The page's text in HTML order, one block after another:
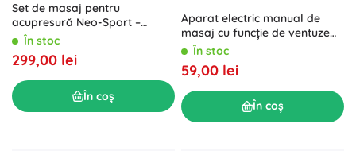
Set de masaj pentru
acupresură Neo-Sport –
saltea cu țepi și pernă, negru-
În stoc
299,00 lei
În coș
Aparat electric manual de
masaj cu funcție de ventuze
chinezești, USB, verde
În stoc
59,00 lei
În coș